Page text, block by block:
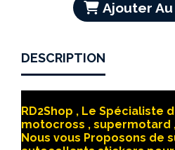
Ajouter
DESCRIPTION
RD2Shop , Le Spécialiste
motocross , supermotard
Nous vous Proposons de